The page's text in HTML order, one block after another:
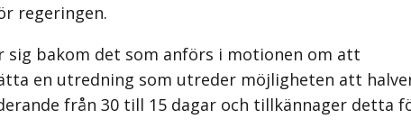
regeringen.
sig bakom det som anförs i motionen om att
en utredning som utreder möjligheten att
från 30 till 15 dagar och tillkännager detta